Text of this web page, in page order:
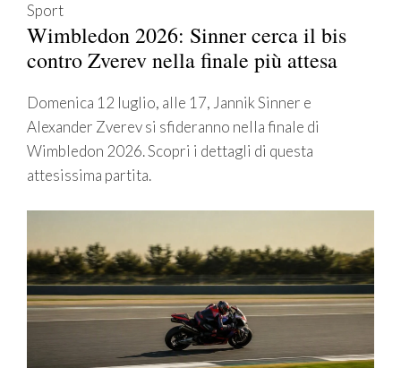
Sport
Wimbledon 2026: Sinner cerca il bis
contro Zverev nella finale più attesa
Domenica 12 luglio, alle 17, Jannik Sinner e
Alexander Zverev si sfideranno nella finale di
Wimbledon 2026. Scopri i dettagli di questa
attesissima partita.